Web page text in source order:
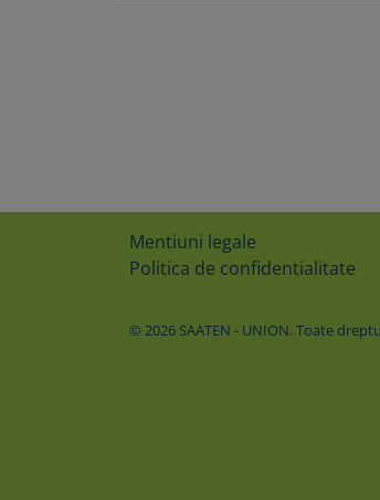
Mentiuni legale
Politica de confidentialitate
© 2026 SAATEN - UNION. Toate